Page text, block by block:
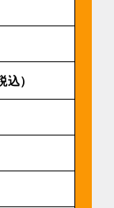
込）